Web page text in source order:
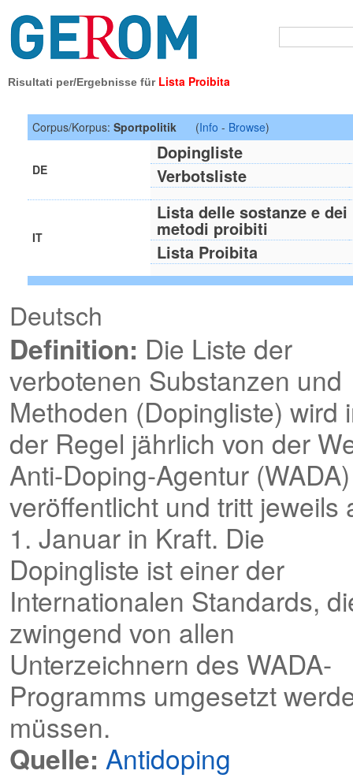
Risultati per/Ergebnisse für Lista Proibita
Corpus/Korpus: Sportpolitik(Info - Browse)
DE
Dopingliste
Verbotsliste
IT
Lista delle sostanze e dei
metodi proibiti
Lista Proibita
Deutsch
Definition: Die Liste der
verbotenen Substanzen und
Methoden (Dopingliste) wird
der Regel jährlich von der
Anti-Doping-Agentur (WADA)
veröffentlicht und tritt jeweils
1. Januar in Kraft. Die
Dopingliste ist einer der
Internationalen Standards,
zwingend von allen
Unterzeichnern des WADA-
Programms umgesetzt
müssen.
Quelle: Antidoping